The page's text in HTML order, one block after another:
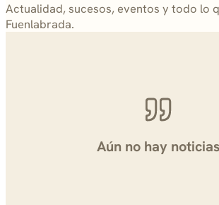
Actualidad, sucesos, eventos y todo lo
Fuenlabrada.
Aún no hay noticias